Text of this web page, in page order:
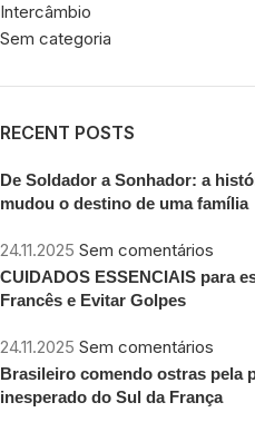
Intercâmbio
Sem categoria
RECENT POSTS
De Soldador a Sonhador: a
mudou o destino de uma família
24.11.2025 Sem comentários
CUIDADOS ESSENCIAIS para
Francês e Evitar Golpes
24.11.2025 Sem comentários
Brasileiro comendo ostras pela
inesperado do Sul da França